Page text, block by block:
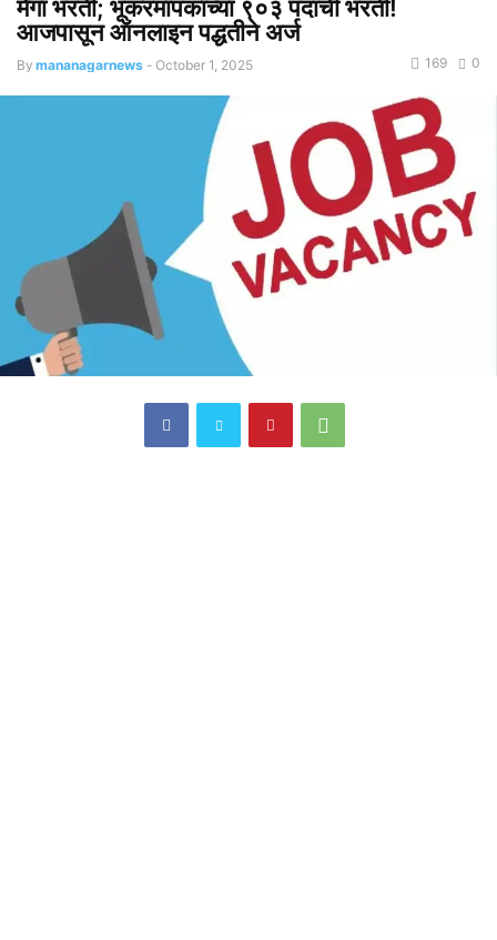
मेगा भरती; भूकरमापकांच्या ९०३ पदांची भरती!
आजपासून ऑनलाइन पद्धतीने अर्ज
By mananagarnews - October 1, 2025 0
169